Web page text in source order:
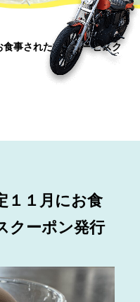
事された方にサービスク
１１月にお食
クーポン発行